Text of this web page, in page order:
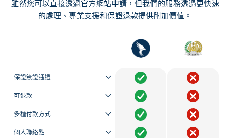
雖然您可以直接透過官方網站申請，但我們的服務透過更快速
的處理、專業支援和保證退款提供附加價值。
保證簽證通過
可退款
多種付款方式
個人聯絡點